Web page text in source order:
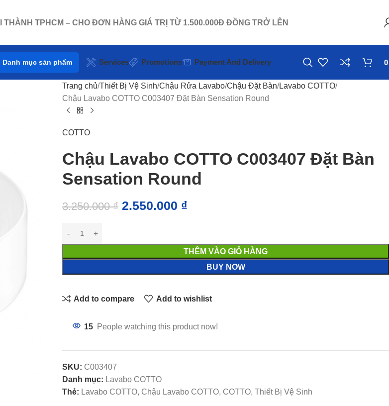
TPHCM – CHO ĐƠN HÀNG GIÁ TRỊ TỪ 1.500.000Đ ĐỒNG TRỞ LÊN
Danh mục sản phẩm Services Promotions Payment And Delivery
Trang chủ Thiết Bị Vệ Sinh Chậu Rửa Lavabo Chậu Đặt Bàn Lavabo COTTO
Chậu Lavabo COTTO C003407 Đặt Bàn Sensation Round
COTTO
Chậu Lavabo COTTO C003407 Đặt Bàn
Sensation Round
3.250.000₫ 2.550.000 ₫
THÊM VÀO GIỎ HÀNG
BUY NOW
Add to compare Add to wishlist
15 People watching this product now!
SKU: C003407
Danh mục: Lavabo COTTO
Thẻ: Lavabo COTTO, Chậu Lavabo COTTO, COTTO, Thiết Bị Vệ Sinh